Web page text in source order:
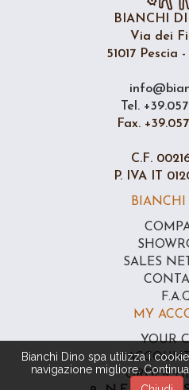
Bianchi Dino spa utilizza i
navigazione migliore.
BIANCHI
Via dei
51017 Pescia
Tel.
Fax.
C.F.
P. IVA IT
SALES
MY
YOUR
ORDER